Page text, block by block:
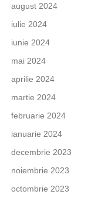
august 2024
iulie 2024
iunie 2024
mai 2024
aprilie 2024
martie 2024
februarie 2024
ianuarie 2024
decembrie 2023
noiembrie 2023
octombrie 2023